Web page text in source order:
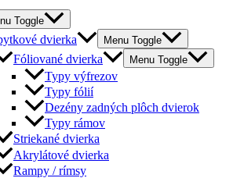
Toggle
dvierka Menu Toggle
Fóliované dvierka Menu Toggle
Typy výfrezov
Typy fólií
Dezény zadných plôch dvierok
Typy rámov
Striekané dvierka
Akrylátové dvierka
Rampy / rímsy